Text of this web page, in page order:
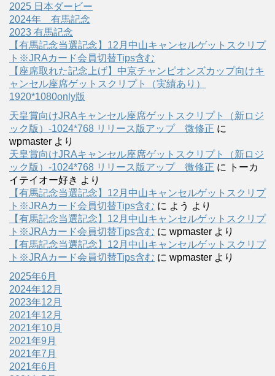
2025 日本ダービー
2024年 有馬記念
2023 有馬記念
【有馬記念当選記念】12月中山キャンセルゲットスクリプ
ト※JRAカード会員切替Tips含む
【座席取れた記念上げ】中京チャンピオンズカップ向けキ
ャンセル座席ゲットスクリプト（実績あり）
1920*1080only版
天皇賞向けJRAキャンセル座席ゲットスクリプト（新ロジ
ック版）-1024*768 リリース版アップ 微修正 に
wpmaster より
天皇賞向けJRAキャンセル座席ゲットスクリプト（新ロジ
ック版）-1024*768 リリース版アップ 微修正 に
トーカ
イテイオー好き より
【有馬記念当選記念】12月中山キャンセルゲットスクリプ
ト※JRAカード会員切替Tips含む に よう より
【有馬記念当選記念】12月中山キャンセルゲットスクリプ
ト※JRAカード会員切替Tips含む に wpmaster より
【有馬記念当選記念】12月中山キャンセルゲットスクリプ
ト※JRAカード会員切替Tips含む に wpmaster より
2025年6月
2024年12月
2023年12月
2021年12月
2021年10月
2021年9月
2021年7月
2021年6月